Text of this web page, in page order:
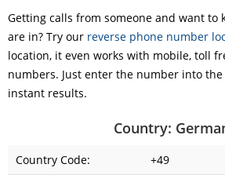
Getting calls from someone and want to
are in? Try our reverse phone number
location, it even works with mobile, toll
numbers. Just enter the number into
instant results.
Country:
Country Code:
+49